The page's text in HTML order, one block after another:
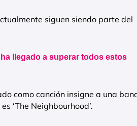
siguen siendo parte del
ha llegado a superar todos estos
como canción insigne a una
‘The Neighbourhood’.